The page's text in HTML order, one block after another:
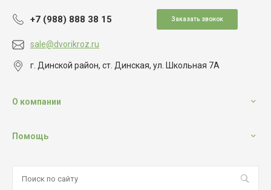
+7 (988) 888 38 15 Заказать звонок
sale@dvorikroz.ru
г. Динской район, ст. Динская, ул. Школьная 7А
О компании
Помощь